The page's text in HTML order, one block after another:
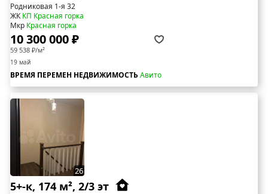
Родниковая 1-я 32
ЖККП Красная горка
Мкр Красная горка
10 300 000 ₽
59 538 ₽/м²
19 май
ВРЕМЯ ПЕРЕМЕН НЕДВИЖИМОСТЬ Авито
26
5+-к, 174 м², 2/3 эт